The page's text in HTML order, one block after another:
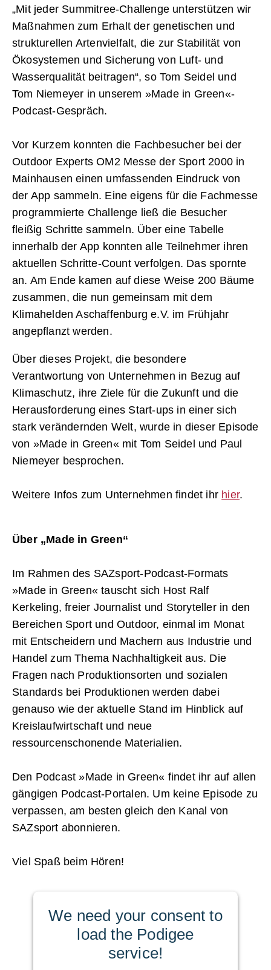
„Mit jeder Summitree-Challenge unterstützen wir
Maßnahmen zum Erhalt der genetischen und
strukturellen Artenvielfalt, die zur Stabilität von
Ökosystemen und Sicherung von Luft- und
Wasserqualität beitragen“, so Tom Seidel und
Tom Niemeyer in unserem »Made in Green«-
Podcast-Gespräch.
Vor Kurzem konnten die Fachbesucher bei der
Outdoor Experts OM2 Messe der Sport 2000 in
Mainhausen einen umfassenden Eindruck von
der App sammeln. Eine eigens für die Fachmesse
programmierte Challenge ließ die Besucher
fleißig Schritte sammeln. Über eine Tabelle
innerhalb der App konnten alle Teilnehmer ihren
aktuellen Schritte-Count verfolgen. Das spornte
an. Am Ende kamen auf diese Weise 200 Bäume
zusammen, die nun gemeinsam mit dem
Klimahelden Aschaffenburg e.V. im Frühjahr
angepflanzt werden.
Über dieses Projekt, die besondere
Verantwortung von Unternehmen in Bezug auf
Klimaschutz, ihre Ziele für die Zukunft und die
Herausforderung eines Start-ups in einer sich
stark verändernden Welt, wurde in dieser Episode
von »Made in Green« mit Tom Seidel und Paul
Niemeyer besprochen.
Weitere Infos zum Unternehmen findet ihr hier.
Über „Made in Green“
Im Rahmen des SAZsport-Podcast-Formats
»Made in Green« tauscht sich Host Ralf
Kerkeling, freier Journalist und Storyteller in den
Bereichen Sport und Outdoor, einmal im Monat
mit Entscheidern und Machern aus Industrie und
Handel zum Thema Nachhaltigkeit aus. Die
Fragen nach Produktionsorten und sozialen
Standards bei Produktionen werden dabei
genauso wie der aktuelle Stand im Hinblick auf
Kreislaufwirtschaft und neue
ressourcenschonende Materialien.
Den Podcast »Made in Green« findet ihr auf allen
gängigen Podcast-Portalen. Um keine Episode zu
verpassen, am besten gleich den Kanal von
SAZsport abonnieren.
Viel Spaß beim Hören!
We need your consent to
load the Podigee
service!